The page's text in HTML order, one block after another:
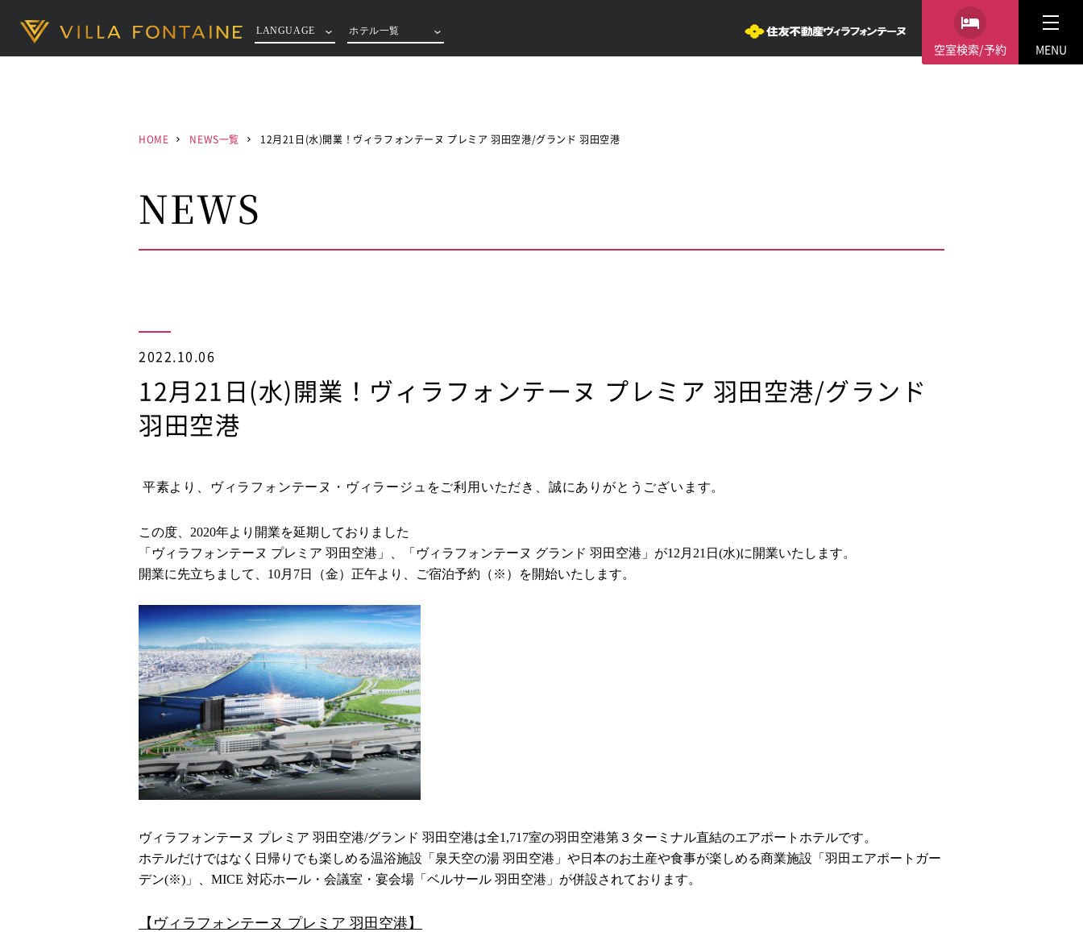
空室検索/予約 MENU
LANGUAGE ホテル一覧
HOME NEWS一覧 12月21日(水)開業！ヴィラフォンテーヌ プレミア 羽田空港/グランド 羽田空港
NEWS
2022.10.06
12月21日(水)開業！ヴィラフォンテーヌ プレミア 羽田空港/グランド
羽田空港
平素より、ヴィラフォンテーヌ・ヴィラージュをご利用いただき、誠にありがとうございます。
この度、 2020年より開業を延期しておりました
「ヴィラフォンテーヌ プレミア 羽田空港」、「ヴィラフォンテーヌ グランド 羽田空港」が12 月 21 日 (水)に開業いたします。
開業に先立ちまして、 10月 7日（金）正午より、ご宿泊予約（※）を開始いたします。
ヴィラフォンテーヌ プレミア 羽田空港/グランド 羽田空港は全1,717室の羽田空港第３ターミナル直結のエアポートホテルです。
ホテルだけではなく日帰りでも楽しめる温浴施設「泉天空の湯 羽田空港」や日本のお土産や食事が楽しめる商業施設「羽田エアポートガー
デン(※) 」、 MICE 対応ホール・会議室・宴会場「ベルサール 羽田空港」が併設されております。
【ヴィラフォンテーヌ プレミア 羽田空港】